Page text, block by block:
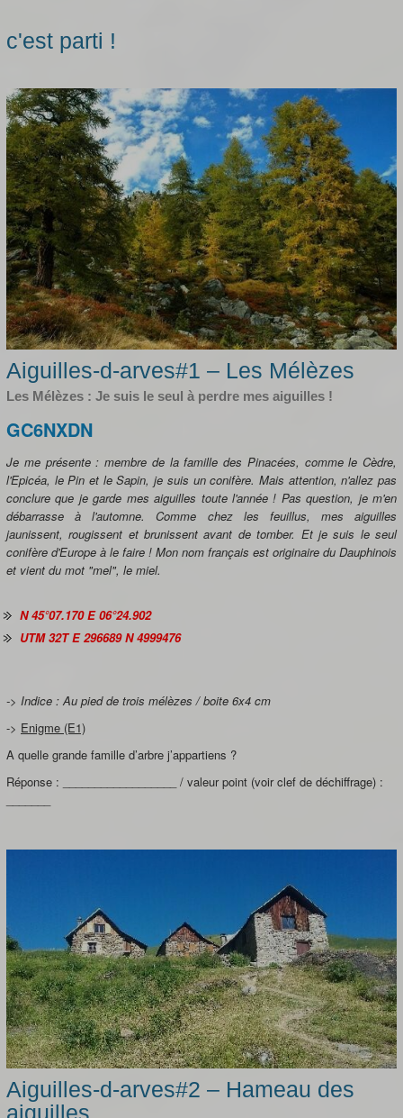
c'est parti !
Aiguilles-d-arves#1 – Les Mélèzes
Les Mélèzes : Je suis le seul à perdre mes aiguilles !
GC6NXDN
Je me présente : membre de la famille des Pinacées, comme le Cèdre,
l'Epicéa, le Pin et le Sapin, je suis un conifère. Mais attention, n'allez pas
conclure que je garde mes aiguilles toute l'année ! Pas question, je m'en
débarrasse à l'automne. Comme chez les feuillus, mes aiguilles
jaunissent, rougissent et brunissent avant de tomber. Et je suis le seul
conifère d'Europe à le faire ! Mon nom français est originaire du Dauphinois
et vient du mot "mel", le miel.
N 45°07.170 E 06°24.902
UTM 32T E 296689 N 4999476
-> Indice : Au pied de trois mélèzes / boite 6x4 cm
-> Enigme (E1)
A quelle grande famille d’arbre j’appartiens ?
Réponse : __________________ / valeur point (voir clef de déchiffrage) :
Aiguilles-d-arves#2 – Hameau des
aiguilles